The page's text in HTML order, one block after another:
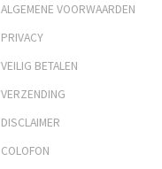
ALGEMENE VOORWAARDEN
PRIVACY
VEILIG BETALEN
VERZENDING
DISCLAIMER
COLOFON